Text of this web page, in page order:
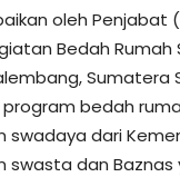
oleh Penjabat
Bedah
bedah
dari
swasta dan